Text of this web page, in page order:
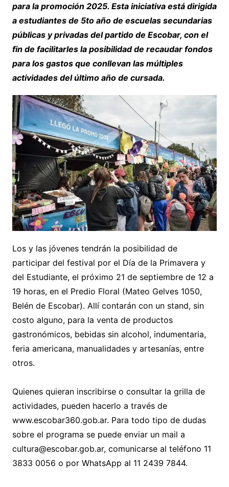
para la promoción 2025. Esta iniciativa está dirigida
a estudiantes de 5to año de escuelas secundarias
públicas y privadas del partido de Escobar, con el
fin de facilitarles la posibilidad de recaudar fondos
para los gastos que conllevan las múltiples
actividades del último año de cursada.
Los y las jóvenes tendrán la posibilidad de
participar del festival por el Día de la Primavera y
del Estudiante, el próximo 21 de septiembre de 12 a
19 horas, en el Predio Floral (Mateo Gelves 1050,
Belén de Escobar). Allí contarán con un stand, sin
costo alguno, para la venta de productos
gastronómicos, bebidas sin alcohol, indumentaria,
feria americana, manualidades y artesanías, entre
otros.
Quienes quieran inscribirse o consultar la grilla de
actividades, pueden hacerlo a través de
www.escobar360.gob.ar. Para todo tipo de dudas
sobre el programa se puede enviar un mail a
cultura@escobar.gob.ar, comunicarse al teléfono 11
3833 0056 o por WhatsApp al 11 2439 7844.